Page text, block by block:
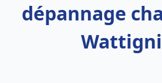
dépannage